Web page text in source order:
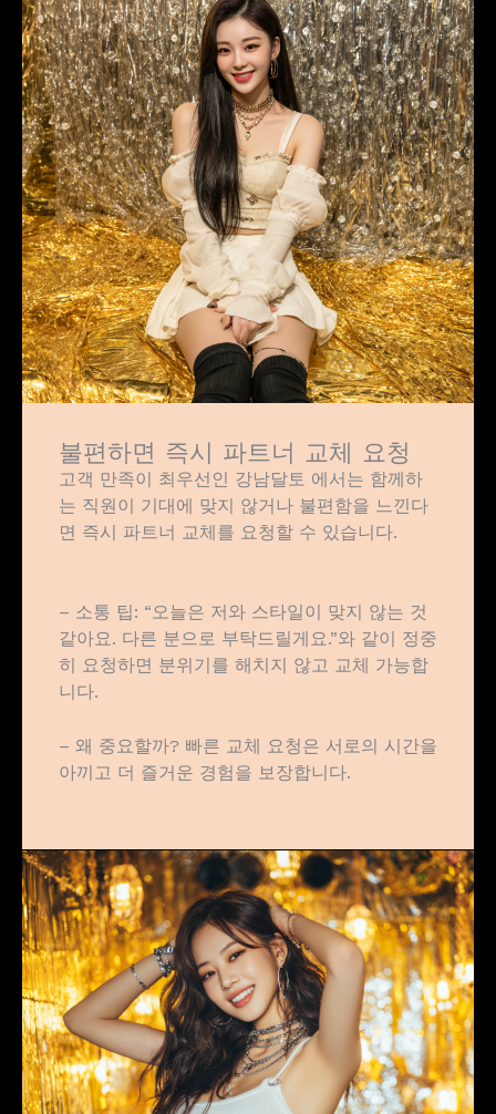
불편하면 즉시 파트너 교체 요청
고객 만족이 최우선인 강남달토 에서는 함께하
는 직원이 기대에 맞지 않거나 불편함을 느낀다
면 즉시 파트너 교체를 요청할 수 있습니다.
– 소통 팁: “오늘은 저와 스타일이 맞지 않는 것
같아요. 다른 분으로 부탁드릴게요.”와 같이 정중
히 요청하면 분위기를 해치지 않고 교체 가능합
니다.
– 왜 중요할까? 빠른 교체 요청은 서로의 시간을
아끼고 더 즐거운 경험을 보장합니다.